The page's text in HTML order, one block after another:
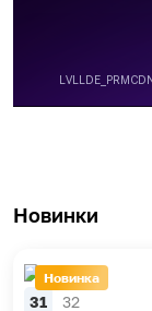
Новинки
Новинка
31 32